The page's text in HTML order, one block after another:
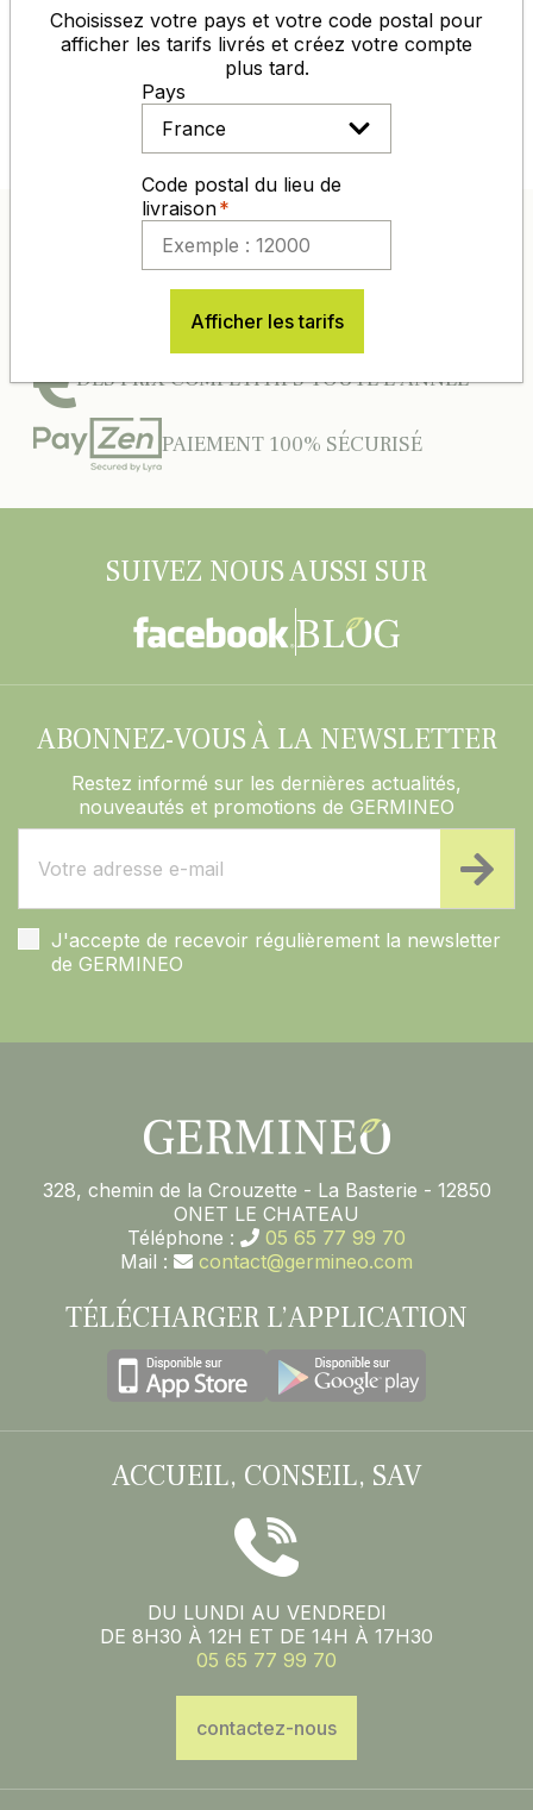
Laisser un commentaire
ENTREPRISE 100% FRANÇAISE
DISTRIBUTION
DES PRIX COMPÉTITIFS TOUTE L'ANNÉE
PAIEMENT 100% SÉCURISÉ
SUIVEZ NOUS AUSSI SUR
ABONNEZ-VOUS À LA NEWSLETTER
Restez informé sur les dernières actualités,
nouveautés et promotions de GERMINEO
J'accepte de recevoir régulièrement la newsletter
de GERMINEO
328, chemin de la Crouzette - La Basterie - 12850
ONET LE CHATEAU
Téléphone :
05 65 77 99 70
Mail :
contact@germineo.com
TÉLÉCHARGER L’APPLICATION
ACCUEIL, CONSEIL, SAV
DU LUNDI AU VENDREDI
DE 8H30 À 12H ET DE 14H À 17H30
05 65 77 99 70
contactez-nous
Choisissez votre pays et votre code postal pour
afficher les tarifs livrés et créez votre compte
plus tard.
Pays
Code postal du lieu de
livraison
Afficher les tarifs